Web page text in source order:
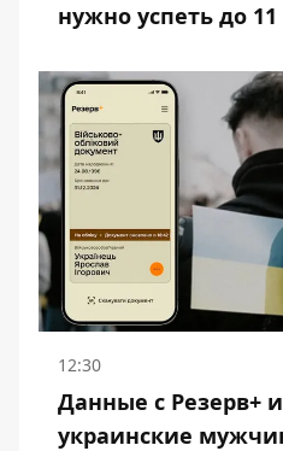
нужно успеть до 11
12:30
Данные с Резерв+
украинские